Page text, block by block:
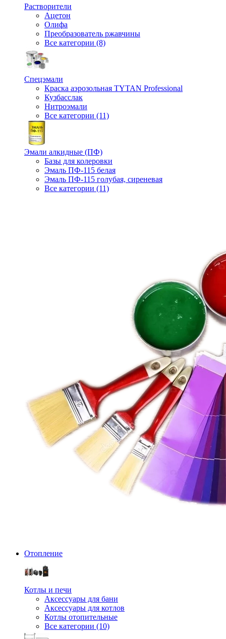
Растворители
Ацетон
Олифа
Преобразователь ржавчины
Все категории (8)
Спецэмали
Краска аэрозольная TYTAN Professional
Кузбасслак
Нитроэмали
Все категории (11)
Эмали алкидные (ПФ)
Базы для колеровки
Эмаль ПФ-115 белая
Эмаль ПФ-115 голубая, сиреневая
Все категории (11)
Отопление
Котлы и печи
Аксессуары для бани
Аксессуары для котлов
Котлы отопительные
Все категории (10)